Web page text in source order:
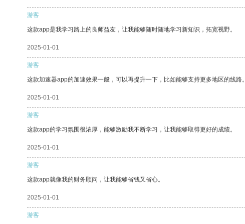
游客
这款app是我学习路上的良师益友，让我能够随时随地学习新知识，拓宽视野。
2025-01-01
游客
这款加速器app的加速效果一般，可以再提升一下，比如能够支持更多地区的线路。
2025-01-01
游客
这款app的学习氛围很浓厚，能够激励我不断学习，让我能够取得更好的成绩。
2025-01-01
游客
这款app就像我的财务顾问，让我能够省钱又省心。
2025-01-01
游客